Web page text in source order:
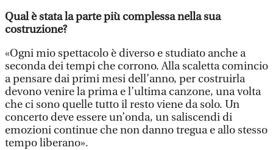
Qual è stata la parte più complessa nella sua
costruzione?
«Ogni mio spettacolo è diverso e studiato anche a
seconda dei tempi che corrono. Alla scaletta comincio
a pensare dai primi mesi dell’anno, per costruirla
devono venire la prima e l’ultima canzone, una volta
che ci sono quelle tutto il resto viene da solo. Un
concerto deve essere un’onda, un saliscendi di
emozioni continue che non danno tregua e allo stesso
tempo liberano».